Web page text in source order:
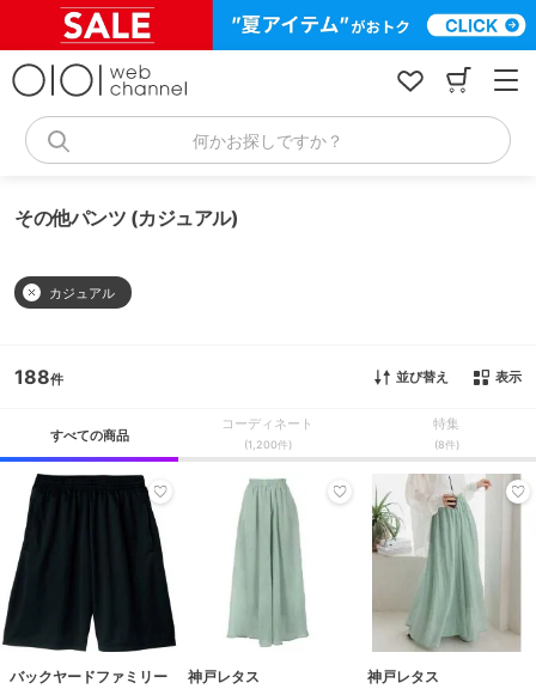
何かお探しですか？
その他パンツ (カジュアル)
カジュアル
188 並び替え 表示
すべての商品
コーディネート
(1,200件)
特集
(8件)
バックヤードファミリー 神戸レタス 神戸レタス